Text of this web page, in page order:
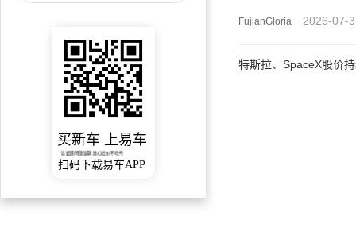
买新车 上易车
认证顾问微信聊 放心比价不吃亏
扫码下载易车APP
FujianGloria 2026-07-
特斯拉、SpaceX股价